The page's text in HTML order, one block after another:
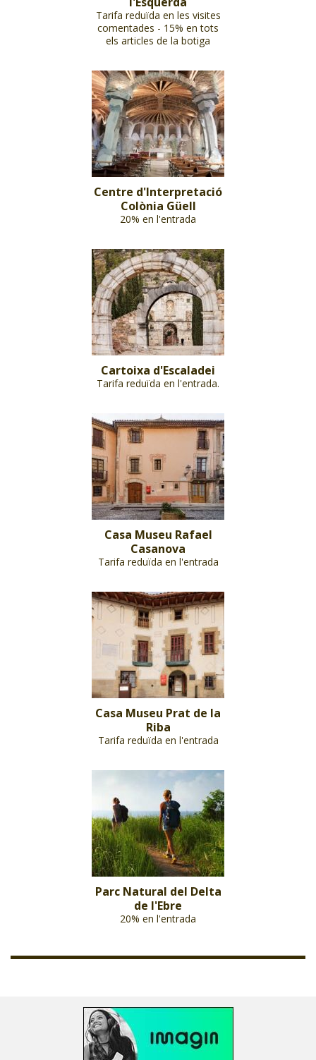
Tarifa reduïda en les visites
comentades - 15% en tots
els articles de la botiga
Centre d'Interpretació
Colònia Güell
20% en l'entrada
Cartoixa d'Escaladei
Tarifa reduïda en l'entrada.
Casa Museu Rafael
Casanova
Tarifa reduïda en l'entrada
Casa Museu Prat de la
Riba
Tarifa reduïda en l'entrada
Parc Natural del Delta
de l'Ebre
20% en l'entrada